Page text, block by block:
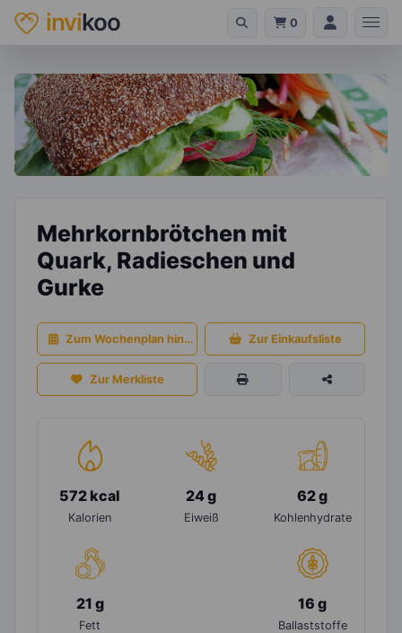
invikoo 0
Mehrkornbrötchen mit
Quark, Radieschen und
Gurke
Zum Wochenplan hinzufügen Zur Einkaufsliste
Zur Merkliste
572 kcal
Kalorien
24 g
Eiweiß
62 g
Kohlenhydrate
21 g
Fett
16 g
Ballaststoffe